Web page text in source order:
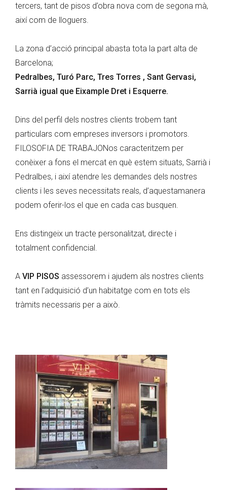
tercers, tant de pisos d’obra nova com de segona mà,
així com de lloguers.
La zona d’acció principal abasta tota la part alta de
Barcelona;
Pedralbes, Turó Parc, Tres Torres , Sant Gervasi,
Sarrià igual que Eixample Dret i Esquerre.
Dins del perfil dels nostres clients trobem tant
particulars com empreses inversors i promotors.
FILOSOFIA DE TRABAJONos caracteritzem per
conèixer a fons el mercat en què estem situats, Sarrià i
Pedralbes, i així atendre les demandes dels nostres
clients i les seves necessitats reals, d’aquestamanera
podem oferir-los el que en cada cas busquen.
Ens distingeix un tracte personalitzat, directe i
totalment confidencial.
A VIP PISOS assessorem i ajudem als nostres clients
tant en l’adquisició d’un habitatge com en tots els
tràmits necessaris per a això.